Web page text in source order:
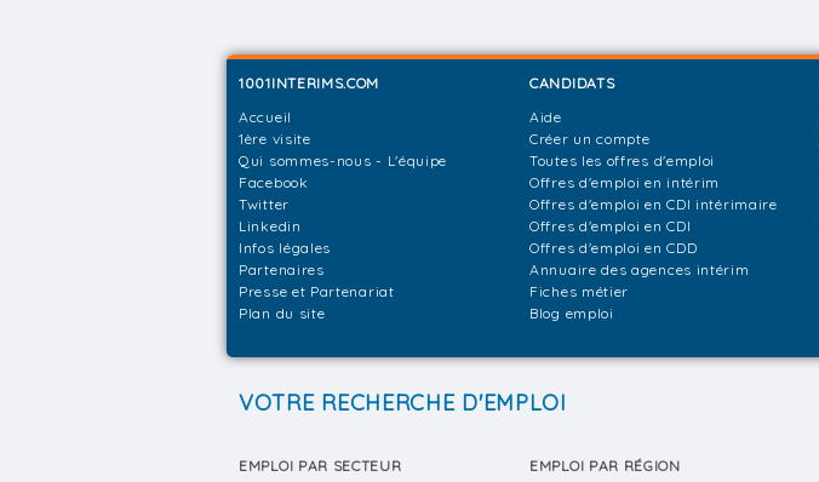
1001INTERIMS.COM
Accueil
1ère visite
Qui sommes-nous - L'équipe
Facebook
Twitter
Linkedin
Infos légales
Partenaires
Presse et Partenariat
Plan du site
CANDIDATS
Aide
Créer un compte
Toutes les offres d'emploi
Offres d'emploi en intérim
Offres d'emploi en CDI intérimaire
Offres d'emploi en CDI
Offres d'emploi en CDD
Annuaire des agences intérim
Fiches métier
Blog emploi
VOTRE RECHERCHE D'EMPLOI
EMPLOI PAR SECTEUR
EMPLOI PAR RÉGION